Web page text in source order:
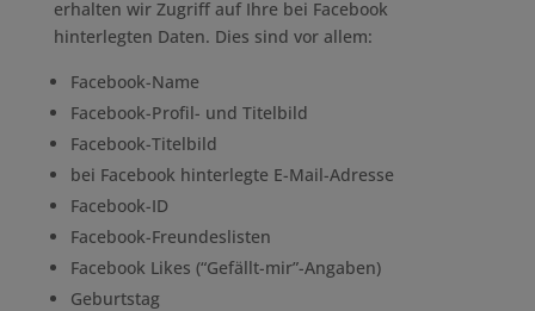
erhalten wir Zugriff auf Ihre bei Facebook
hinterlegten Daten. Dies sind vor allem:
Facebook-Name
Facebook-Profil- und Titelbild
Facebook-Titelbild
bei Facebook hinterlegte E-Mail-Adresse
Facebook-ID
Facebook-Freundeslisten
Facebook Likes (“Gefällt-mir”-Angaben)
Geburtstag